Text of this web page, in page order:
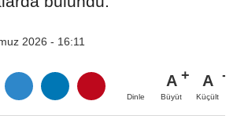
2026 - 16:11
Dinle
A
Büyüt
A
Küçült